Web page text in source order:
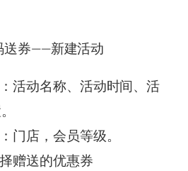
券——新建活动
活动名称、活动时间、活
门店，会员等级。
赠送的优惠券